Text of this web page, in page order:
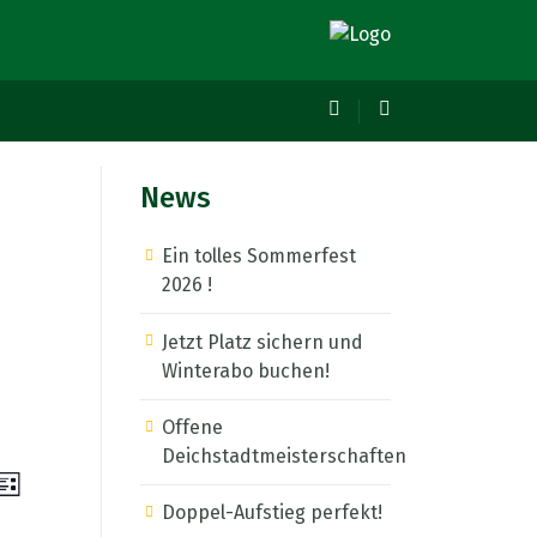
Veranstaltung
News
Ein tolles Sommerfest
2026 !
Jetzt Platz sichern und
Winterabo buchen!
Offene
Deichstadtmeisterschaften
Doppel-Aufstieg perfekt!